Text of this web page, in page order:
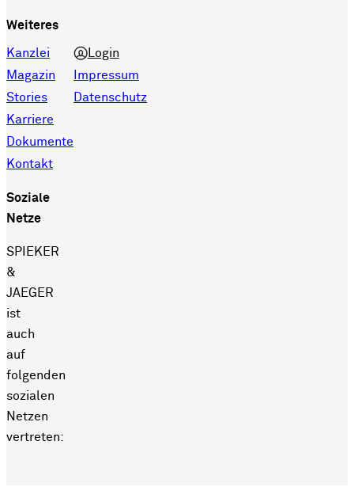
Weiteres
Kanzlei
Magazin
Stories
Karriere
Dokumente
Kontakt
Login
Impressum
Datenschutz
Soziale
Netze
SPIEKER
&
JAEGER
ist
auch
auf
folgenden
sozialen
Netzen
vertreten: